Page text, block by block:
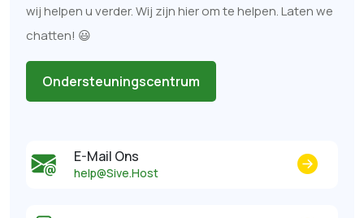
wij helpen u verder. Wij zijn hier om te helpen. Laten we
chatten! 😃
Ondersteuningscentrum
E-Mail Ons
help@Sive.Host